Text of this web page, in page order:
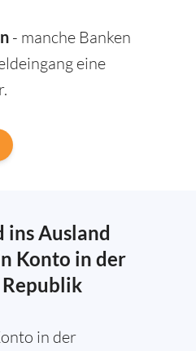
- manche Banken
eine
ins Ausland
Konto in der
in der